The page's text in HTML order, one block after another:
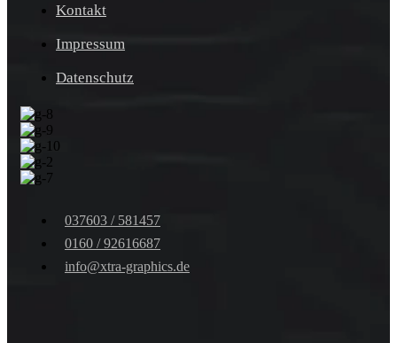
Kontakt
Impressum
Datenschutz
037603 / 581457
0160 / 92616687
info@xtra-graphics.de